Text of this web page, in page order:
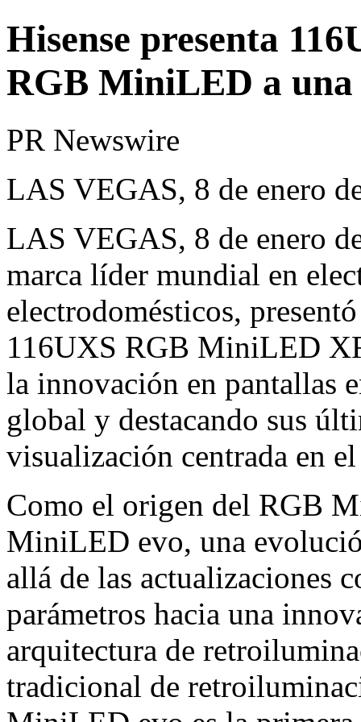
Hisense presenta
RGB MiniLED a una
PR Newswire
LAS VEGAS, 8 de enero
LAS VEGAS, 8 de enero
marca líder mundial en
electrodomésticos,
116UXS RGB MiniLED
la innovación en pantallas
global y destacando sus
visualización centrada en
Como el origen del RGB
MiniLED evo, una
allá de las actualizaciones
parámetros hacia una
arquitectura de
tradicional de